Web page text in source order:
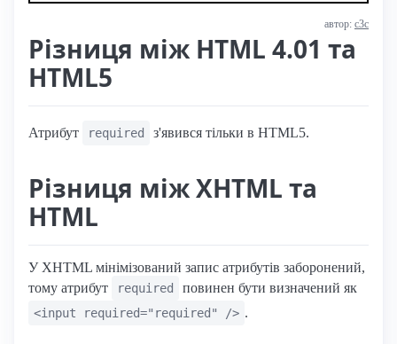
автор: с3с
Різниця між HTML 4.01 та
HTML5
Атрибут required з'явився тільки в HTML5.
Різниця між XHTML та
HTML
У XHTML мінімізований запис атрибутів заборонений,
тому атрибут
required повинен бути визначений як
<input required="required" /> .